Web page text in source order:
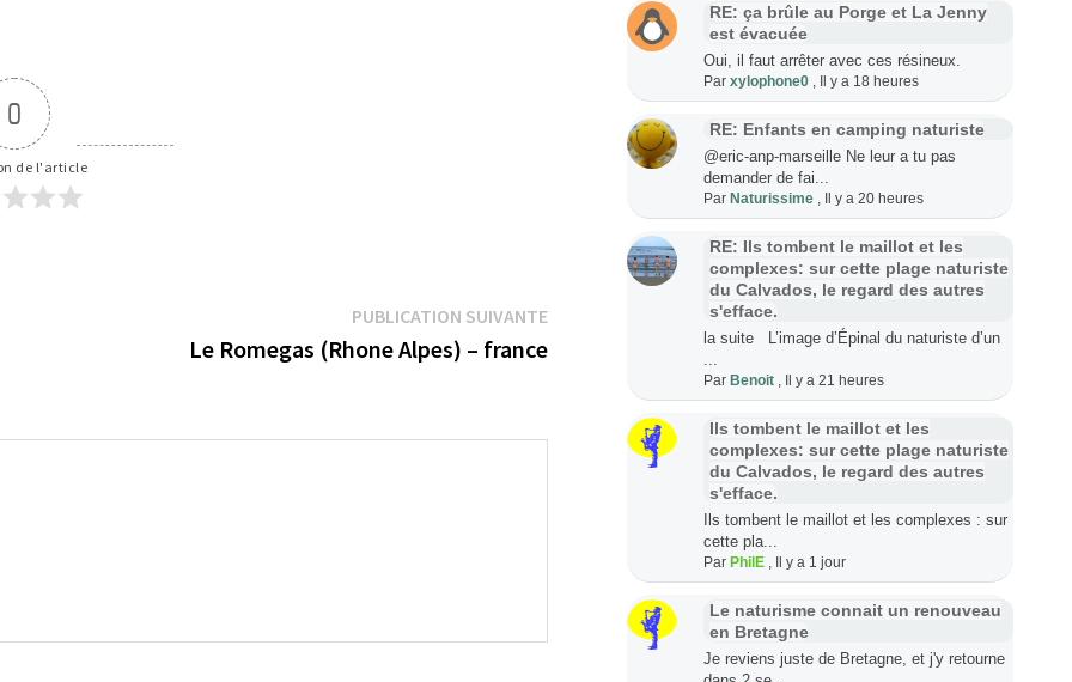
0
de l'article
PUBLICATION SUIVANTEPublication
suivante :
Le Romegas (Rhone Alpes) – france
RE: ça brûle au Porge et La Jenny
est évacuée
Oui, il faut arrêter avec ces résineux.
Parxylophone0 Il y a 18 heures
RE: Enfants en camping naturiste
@eric-anp-marseille Ne leur a tu pas
demander de fai...
ParNaturissime Il y a 20 heures
RE: Ils tombent le maillot et les
complexes: sur cette plage naturiste
du Calvados, le regard des autres
s'efface.
la suite L’image d’Épinal du naturiste d’un
ParBenoit Il y a 21 heures
Ils tombent le maillot et les
complexes: sur cette plage naturiste
du Calvados, le regard des autres
s'efface.
Ils tombent le maillot et les complexes : sur
cette pla...
ParPhilE Il y a 1 jour
Le naturisme connait un renouveau
en Bretagne
Je reviens juste de Bretagne, et j'y retourne